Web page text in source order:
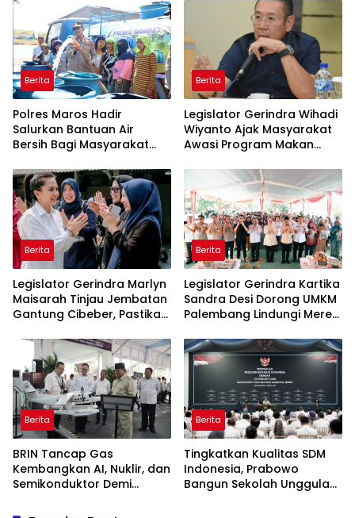
Berita
Polres Maros Hadir
Salurkan Bantuan Air
Bersih Bagi Masyarakat
Di Maros
Berita
Legislator Gerindra Wihadi
Wiyanto Ajak Masyarakat
Awasi Program Makan
Sasaran
Berita
Legislator Gerindra Marlyn
Maisarah Tinjau Jembatan
Gantung Cibeber, Pastikan
Berita
Legislator Gerindra Kartika
Sandra Desi Dorong UMKM
Palembang Lindungi Merek
Berita
BRIN Tancap Gas
Kembangkan AI, Nuklir, dan
Semikonduktor Demi
Indonesia
Berita
Tingkatkan Kualitas SDM
Indonesia, Prabowo
Bangun Sekolah Unggulan